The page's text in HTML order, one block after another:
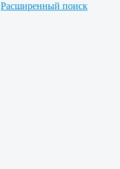
Расширенный поиск